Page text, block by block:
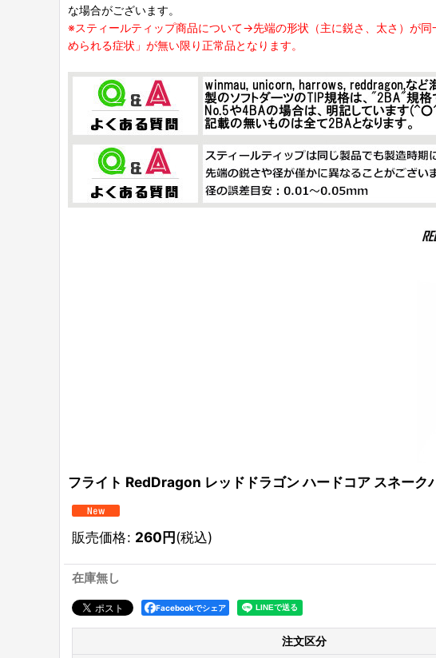
な場合がございます。
※スティールティップ商品について→先端の形状（主に鋭さ、太さ）が
められる症状」が無い限り正常品となります。
フライト RedDragon レッドドラゴン ハードコア スネー
販売価格: 260円(税込)
在庫無し
Facebookでシェア
注文区分